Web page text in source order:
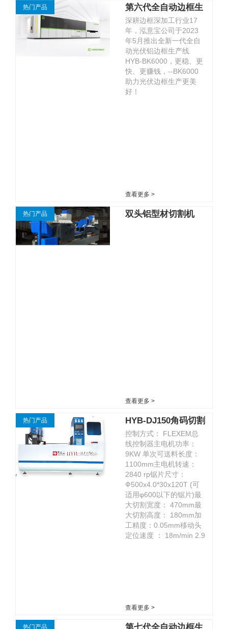
热门产品
第六代全自动边框生
产线HYB-BK6000
深耕边框深加工行业17
年，泓意宝公司于2023
年5月推出全新一代全自
动光伏铝边框生产线
HYB-BK6000，更稳、更
快、更赚钱，--BK6000
助力光伏边框生产更美
好！
查看更多 >
热门产品 双头铝型材切割机
查看更多 >
热门产品
HYB-DJ150角码切割
机
控制方式： FLEXEM总
线控制器主电机功率：
9KW 单次可送料长度：
1100mm主电机转速：
2840 rp锯片尺寸：
Ф500x4.0*30x120T (可
适用φ600以下的锯片)最
大切割宽度： 470mm最
大切割高度： 180mm加
工精度：0.05mm移动头
定位速度 ： 18m/min 2.9
查看更多 >
热门产品